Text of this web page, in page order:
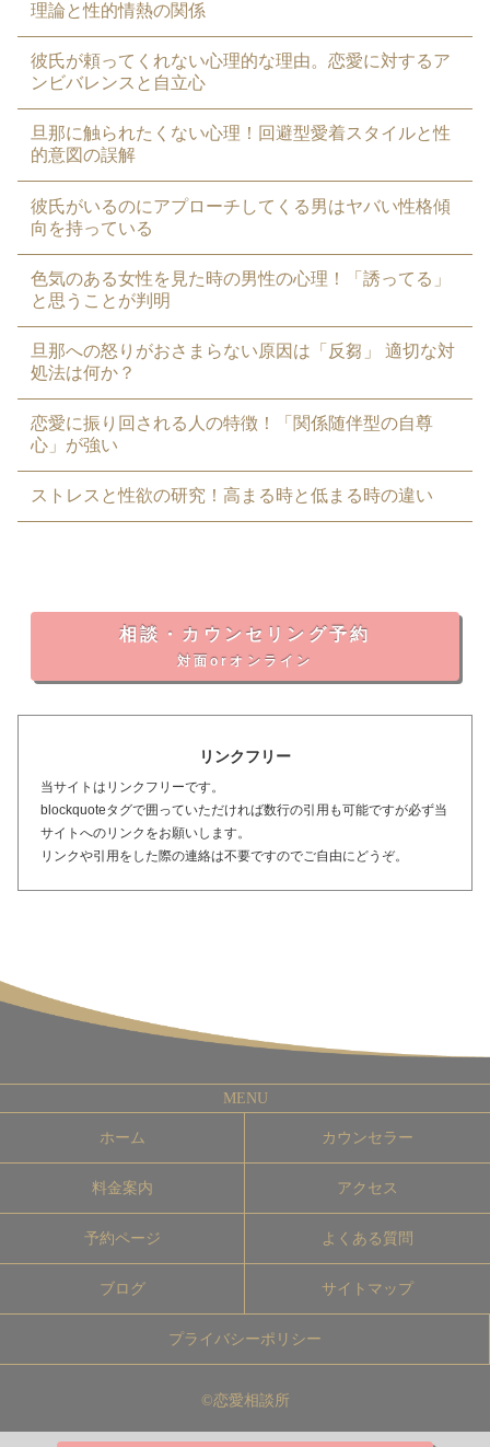
理論と性的情熱の関係
彼氏が頼ってくれない心理的な理由。恋愛に対するア
ンビバレンスと自立心
旦那に触られたくない心理！回避型愛着スタイルと性
的意図の誤解
彼氏がいるのにアプローチしてくる男はヤバい性格傾
向を持っている
色気のある女性を見た時の男性の心理！「誘ってる」
と思うことが判明
旦那への怒りがおさまらない原因は「反芻」 適切な対
処法は何か？
恋愛に振り回される人の特徴！「関係随伴型の自尊
心」が強い
ストレスと性欲の研究！高まる時と低まる時の違い
相談・カウンセリング予約
対面orオンライン
リンクフリー
当サイトはリンクフリーです。
blockquoteタグで囲っていただければ数行の引用も可能ですが必ず当
サイトへのリンクをお願いします。
リンクや引用をした際の連絡は不要ですのでご自由にどうぞ。
ホーム カウンセラー
料金案内 アクセス
予約ページ よくある質問
ブログ サイトマップ
プライバシーポリシー
©恋愛相談所